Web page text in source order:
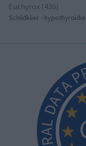
Euthyrox (436)
Schildklier -